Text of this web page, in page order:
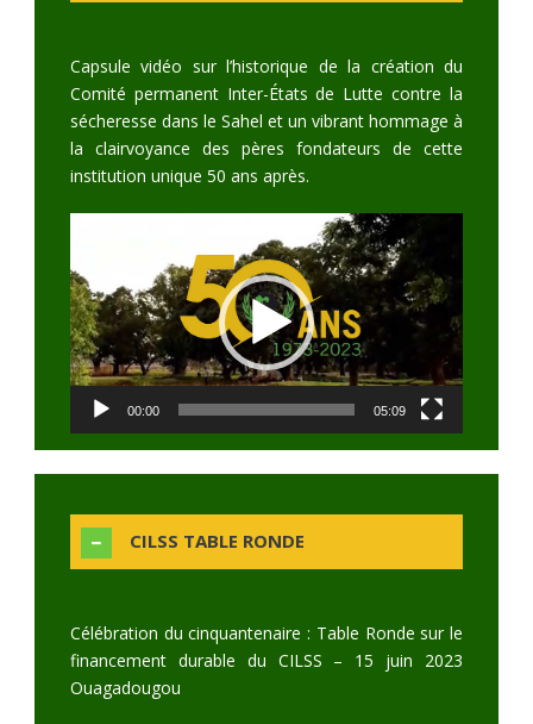
Capsule vidéo sur l’historique de la création du
Comité permanent Inter-États de Lutte contre la
sécheresse dans le Sahel et un vibrant hommage à
la clairvoyance des pères fondateurs de cette
institution unique 50 ans après.
00:00 05:09
CILSS TABLE RONDE
Célébration du cinquantenaire : Table Ronde sur le
financement durable du CILSS – 15 juin 2023
Ouagadougou